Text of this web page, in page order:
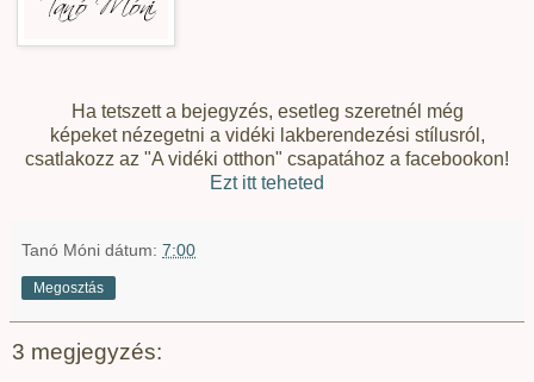
Ha tetszett a bejegyzés, esetleg szeretnél még
képeket nézegetni a vidéki lakberendezési stílusról,
csatlakozz az "A vidéki otthon" csapatához a facebookon!
Ezt itt teheted
Tanó Móni dátum: 7:00
Megosztás
3 megjegyzés: